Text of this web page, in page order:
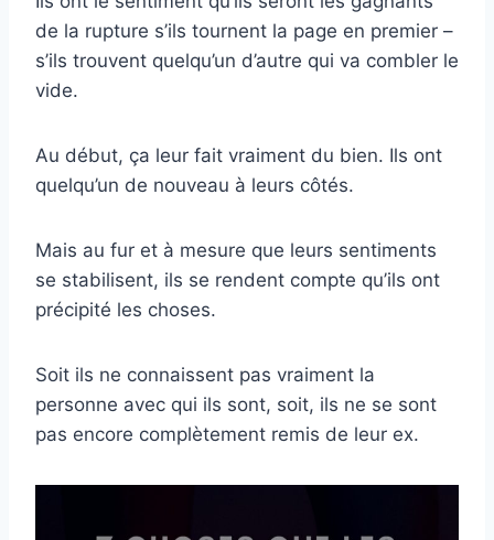
de la rupture s’ils tournent la page en premier –
s’ils trouvent quelqu’un d’autre qui va combler le
vide.
Au début, ça leur fait vraiment du bien. Ils ont
quelqu’un de nouveau à leurs côtés.
Mais au fur et à mesure que leurs sentiments
se stabilisent, ils se rendent compte qu’ils ont
précipité les choses.
Soit ils ne connaissent pas vraiment la
personne avec qui ils sont, soit, ils ne se sont
pas encore complètement remis de leur ex.